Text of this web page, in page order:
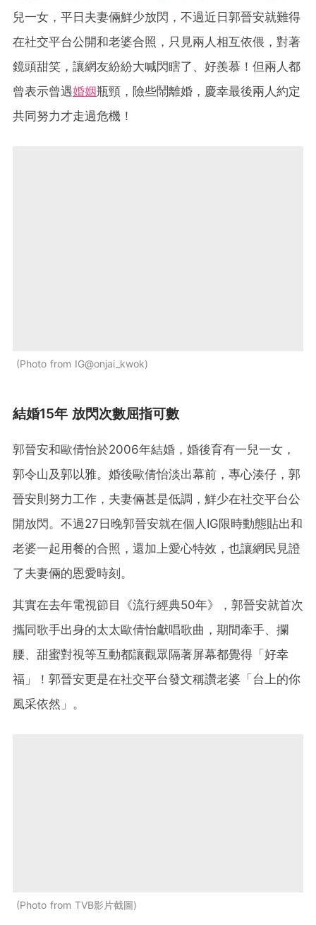
兒一女，平日夫妻倆鮮少放閃，不過近日郭晉安就難得
在社交平台公開和老婆合照，只見兩人相互依偎，對著
鏡頭甜笑，讓網友紛紛大喊閃瞎了、好羨慕！但兩人都
曾表示曾遇婚姻瓶頸，險些鬧離婚，慶幸最後兩人約定
共同努力才走過危機！
Photo from IG@onjai_kwok
結婚15年 放閃次數屈指可數
郭晉安和歐倩怡於2006年結婚，婚後育有一兒一女，
郭令山及郭以雅。婚後歐倩怡淡出幕前，專心湊仔，郭
晉安則努力工作，夫妻倆甚是低調，鮮少在社交平台公
開放閃。不過27日晚郭晉安就在個人IG限時動態貼出和
老婆一起用餐的合照，還加上愛心特效，也讓網民見證
了夫妻倆的恩愛時刻。
其實在去年電視節目《流行經典50年》，郭晉安就首次
攜同歌手出身的太太歐倩怡獻唱歌曲，期間牽手、攔
腰、甜蜜對視等互動都讓觀眾隔著屏幕都覺得「好幸
福」！郭晉安更是在社交平台發文稱讚老婆「台上的你
風采依然」。
Photo from TVB影片截圖